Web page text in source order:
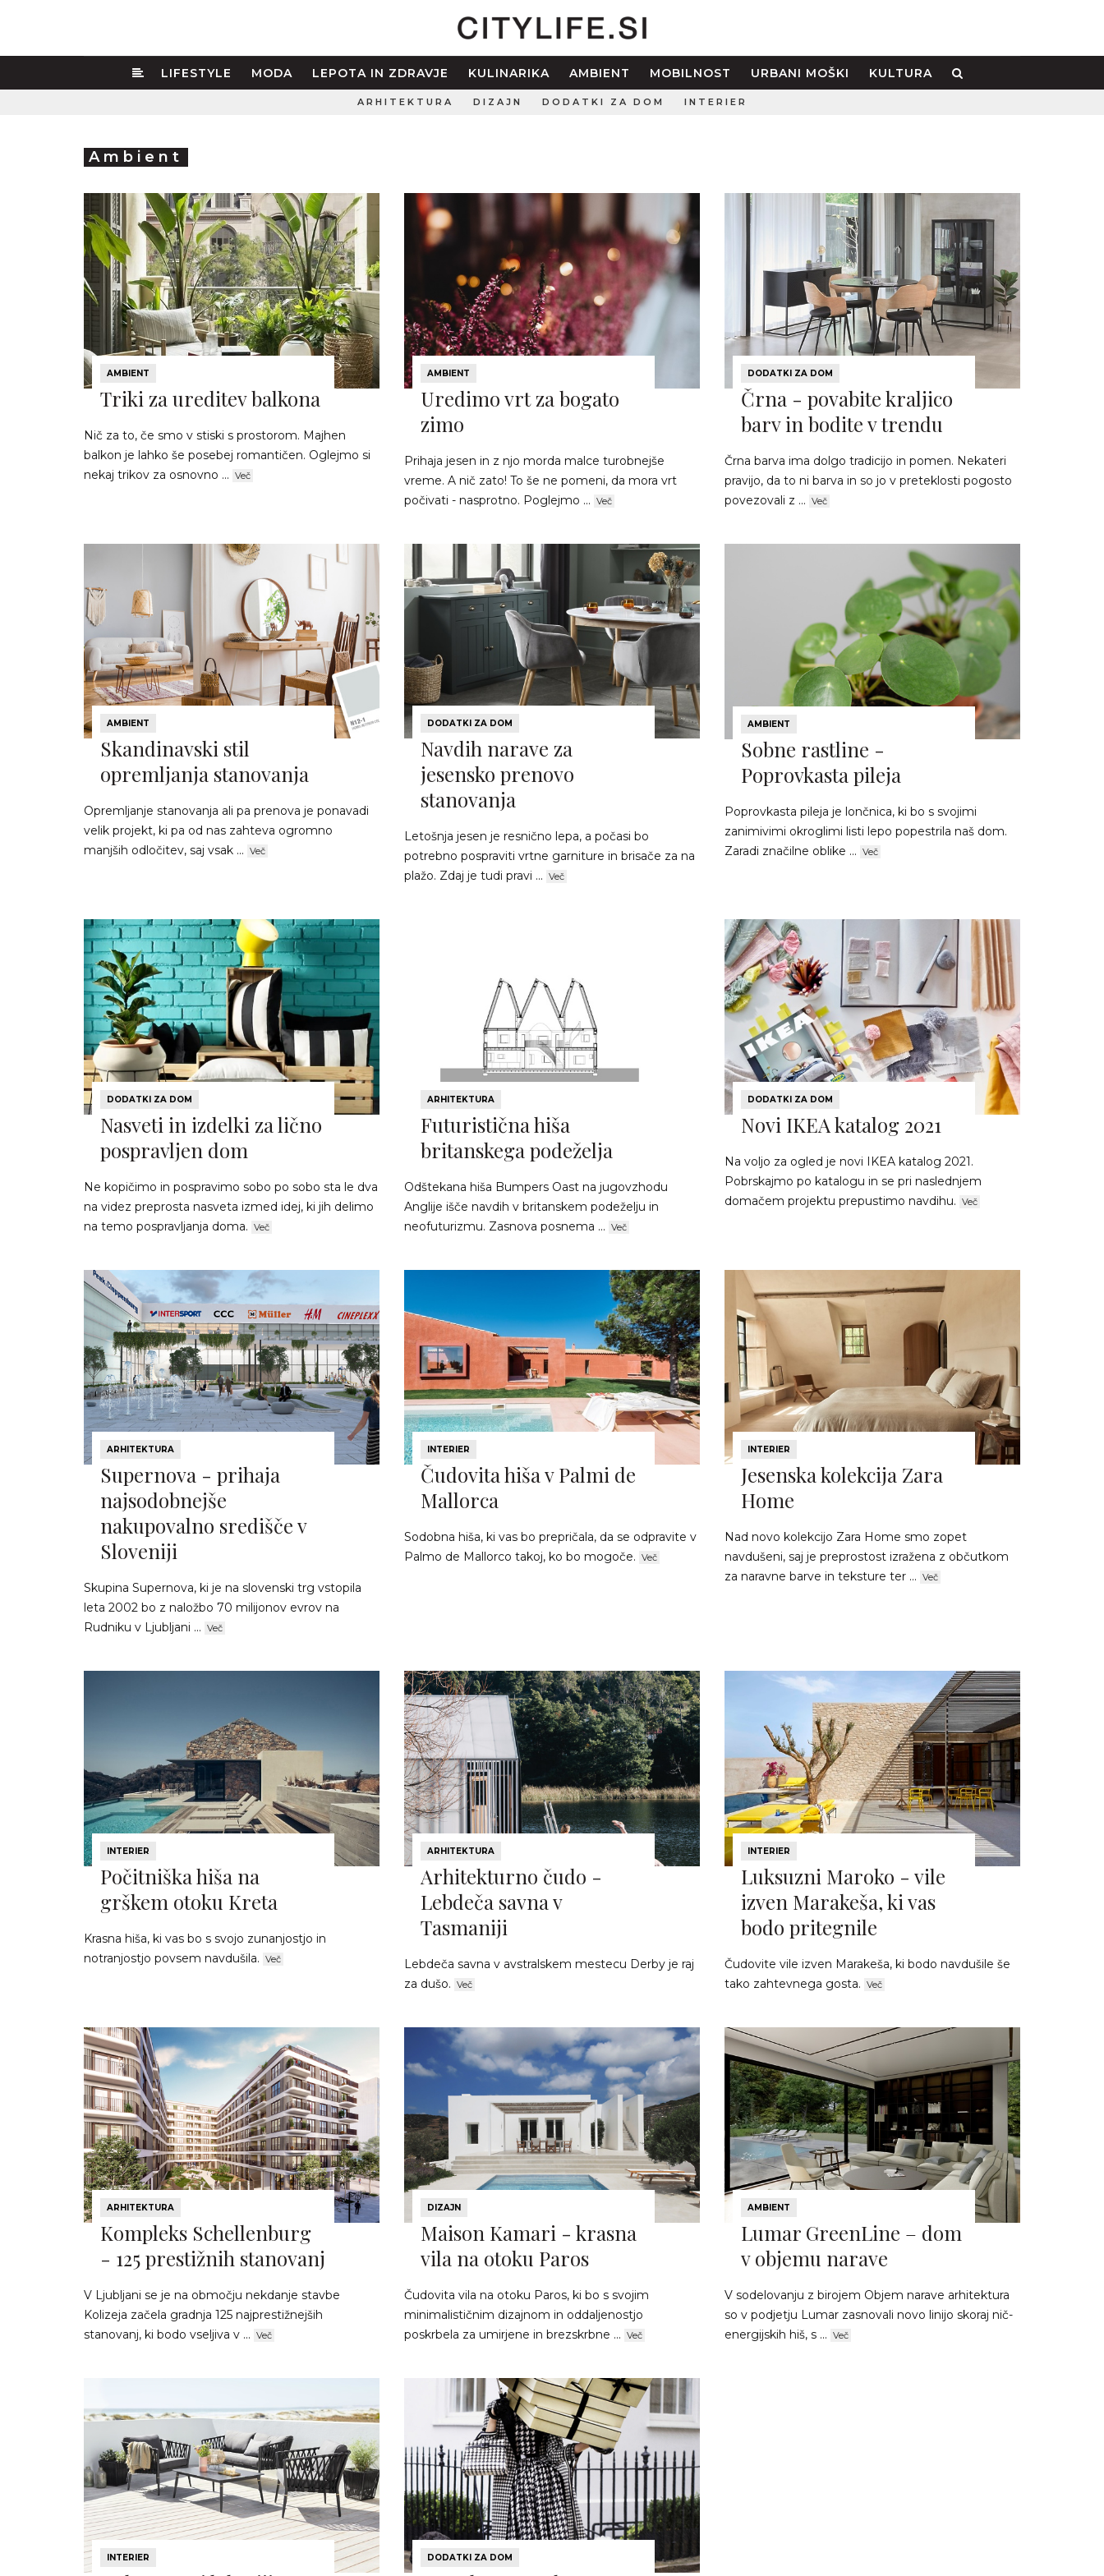
LIFESTYLE MODA LEPOTA IN ZDRAVJE KULINARIKA AMBIENT MOBILNOST URBANI MOŠKI KULTURA
ARHITEKTURA DIZAJN DODATKI ZA DOM INTERIER
Ambient
AMBIENT
Triki za ureditev balkona
Nič za to, če smo v stiski s prostorom. Majhen
balkon je lahko še posebej romantičen. Oglejmo si
nekaj trikov za osnovno ... Več
AMBIENT
Uredimo vrt za bogato
zimo
Prihaja jesen in z njo morda malce turobnejše
vreme. A nič zato! To še ne pomeni, da mora vrt
počivati - nasprotno. Poglejmo ... Več
DODATKI ZA DOM
Črna - povabite kraljico
barv in bodite v trendu
Črna barva ima dolgo tradicijo in pomen. Nekateri
pravijo, da to ni barva in so jo v preteklosti pogosto
povezovali z ... Več
AMBIENT
Skandinavski stil
opremljanja stanovanja
Opremljanje stanovanja ali pa prenova je ponavadi
velik projekt, ki pa od nas zahteva ogromno
manjših odločitev, saj vsak ... Več
DODATKI ZA DOM
Navdih narave za
jesensko prenovo
stanovanja
Letošnja jesen je resnično lepa, a počasi bo
potrebno pospraviti vrtne garniture in brisače za na
plažo. Zdaj je tudi pravi ... Več
AMBIENT
Sobne rastline -
Poprovkasta pileja
Poprovkasta pileja je lončnica, ki bo s svojimi
zanimivimi okroglimi listi lepo popestrila naš dom.
Zaradi značilne oblike ... Več
DODATKI ZA DOM
Nasveti in izdelki za lično
pospravljen dom
Ne kopičimo in pospravimo sobo po sobo sta le dva
na videz preprosta nasveta izmed idej, ki jih delimo
na temo pospravljanja doma. Več
ARHITEKTURA
Futuristična hiša
britanskega podeželja
Odštekana hiša Bumpers Oast na jugovzhodu
Anglije išče navdih v britanskem podeželju in
neofuturizmu. Zasnova posnema ... Več
DODATKI ZA DOM
Novi IKEA katalog 2021
Na voljo za ogled je novi IKEA katalog 2021.
Pobrskajmo po katalogu in se pri naslednjem
domačem projektu prepustimo navdihu. Več
ARHITEKTURA
Supernova - prihaja
najsodobnejše
nakupovalno središče v
Sloveniji
Skupina Supernova, ki je na slovenski trg vstopila
leta 2002 bo z naložbo 70 milijonov evrov na
Rudniku v Ljubljani ... Več
INTERIER
Čudovita hiša v Palmi de
Mallorca
Sodobna hiša, ki vas bo prepričala, da se odpravite v
Palmo de Mallorco takoj, ko bo mogoče. Več
INTERIER
Jesenska kolekcija Zara
Home
Nad novo kolekcijo Zara Home smo zopet
navdušeni, saj je preprostost izražena z občutkom
za naravne barve in teksture ter ... Več
INTERIER
Počitniška hiša na
grškem otoku Kreta
Krasna hiša, ki vas bo s svojo zunanjostjo in
notranjostjo povsem navdušila. Več
ARHITEKTURA
Arhitekturno čudo -
Lebdeča savna v
Tasmaniji
Lebdeča savna v avstralskem mestecu Derby je raj
za dušo. Več
INTERIER
Luksuzni Maroko - vile
izven Marakeša, ki vas
bodo pritegnile
Čudovite vile izven Marakeša, ki bodo navdušile še
tako zahtevnega gosta. Več
ARHITEKTURA
Kompleks Schellenburg
- 125 prestižnih stanovanj
V Ljubljani se je na območju nekdanje stavbe
Kolizeja začela gradnja 125 najprestižnejših
stanovanj, ki bodo vseljiva v ... Več
DIZAJN
Maison Kamari - krasna
vila na otoku Paros
Čudovita vila na otoku Paros, ki bo s svojim
minimalističnim dizajnom in oddaljenostjo
poskrbela za umirjene in brezskrbne ... Več
AMBIENT
Lumar GreenLine – dom
v objemu narave
V sodelovanju z birojem Objem narave arhitektura
so v podjetju Lumar zasnovali novo linijo skoraj nič-
energijskih hiš, s ... Več
INTERIER DODATKI ZA DOM